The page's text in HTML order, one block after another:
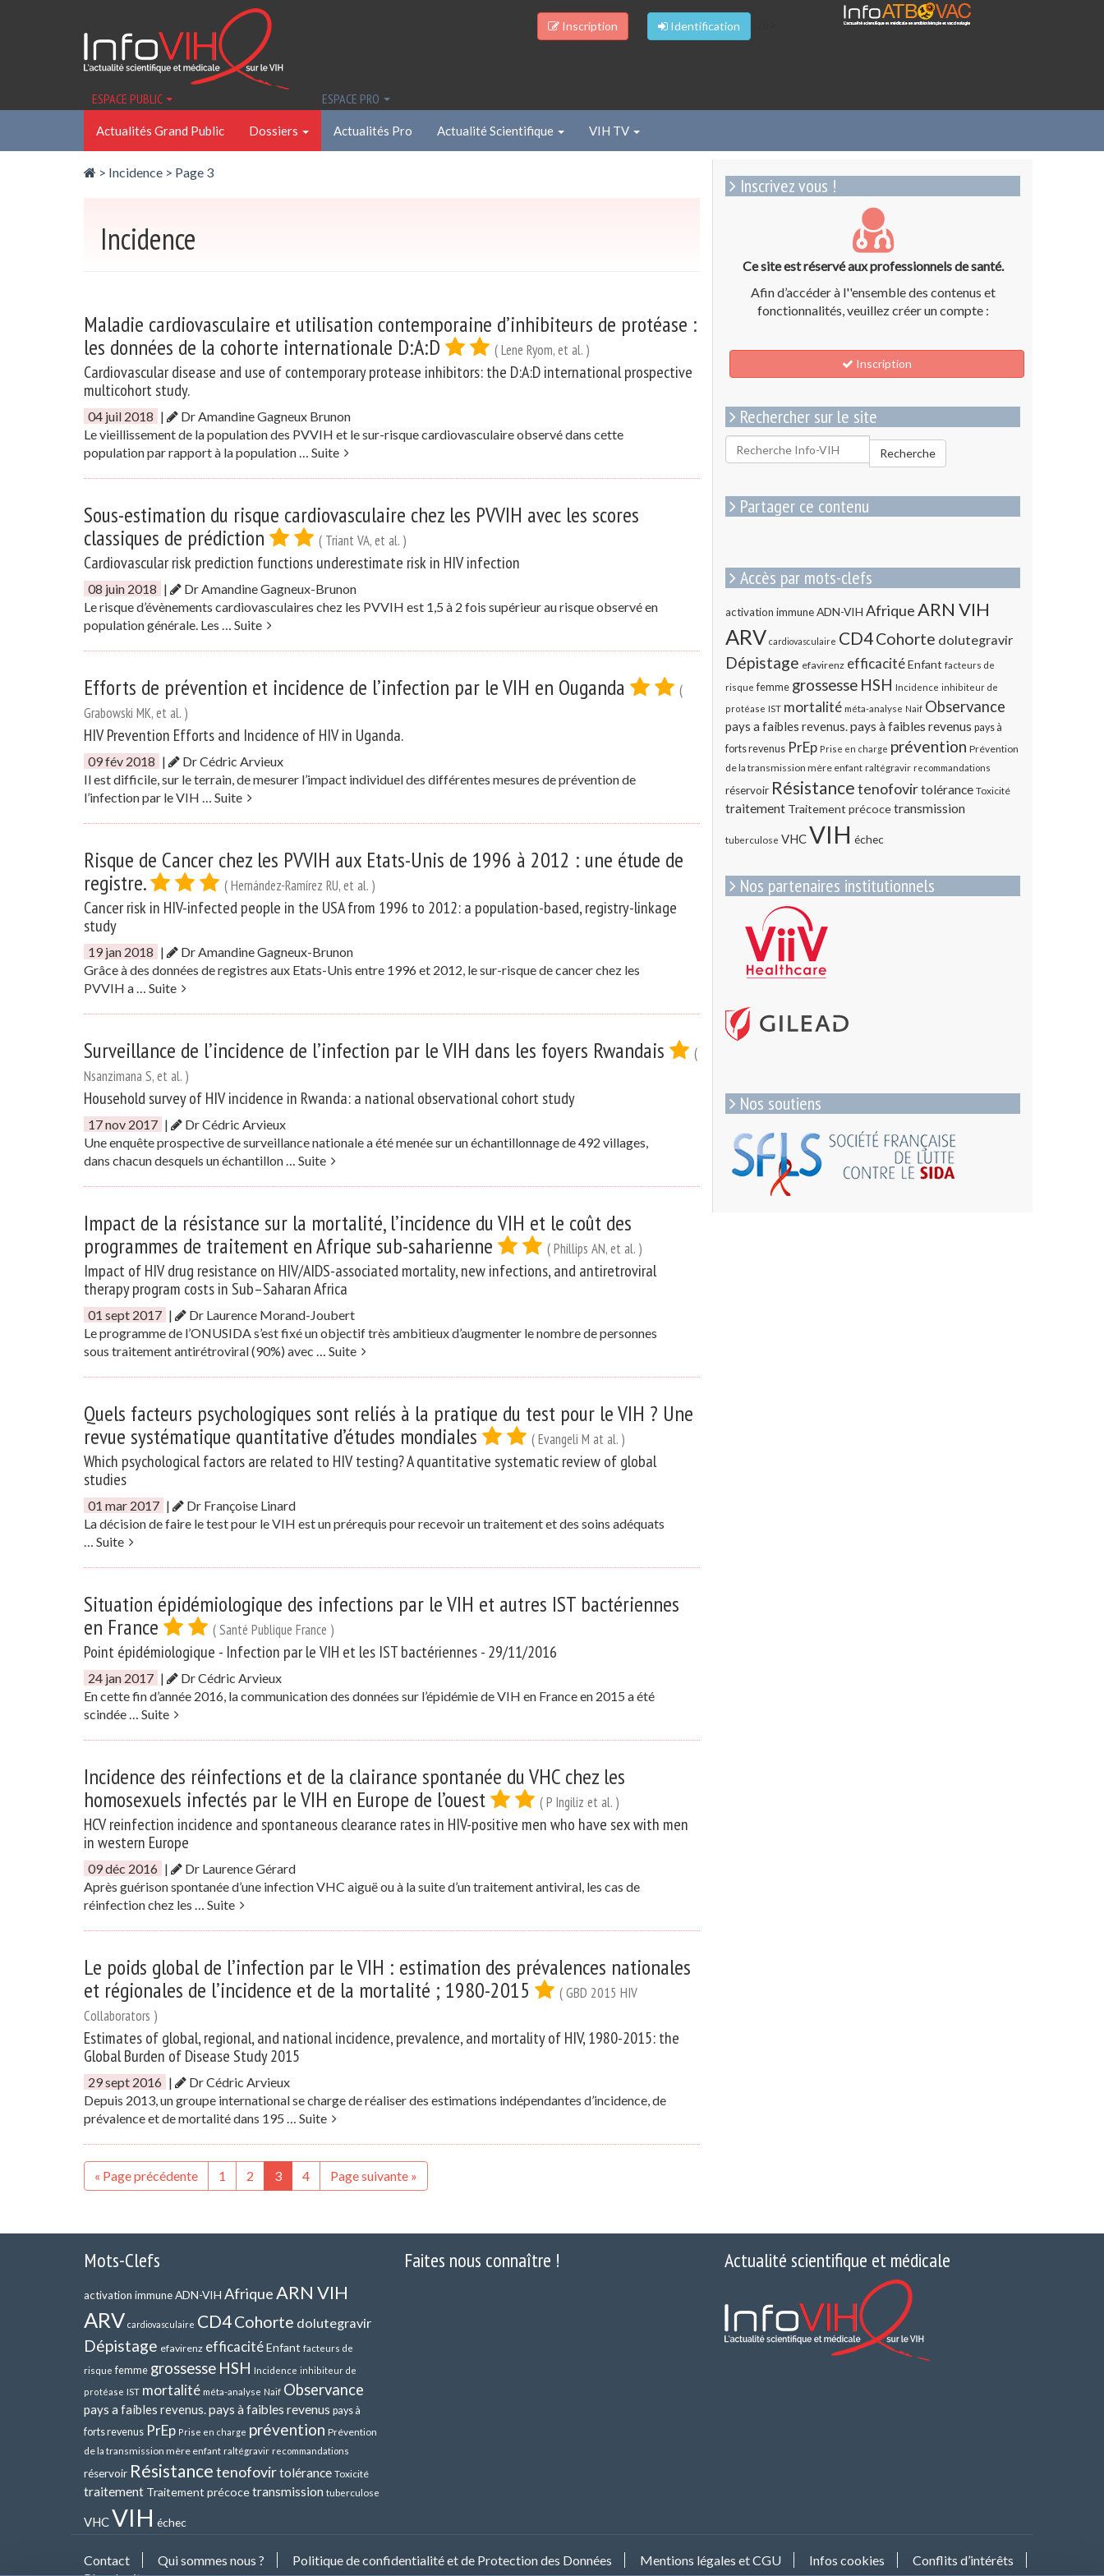
Inscription Identification
ESPACE PUBLIC ESPACE PRO
Actualités Grand Public Dossiers Actualités Pro Actualité Scientifique VIH TV
> Incidence > Page 3
Incidence
Maladie cardiovasculaire et utilisation contemporaine d’inhibiteurs de protéase :
les données de la cohorte internationale D:A:D
( Lene Ryom, et al. )
Cardiovascular disease and use of contemporary protease inhibitors: the D:A:D international prospective
multicohort study.
04 juil 2018 |
Dr Amandine Gagneux Brunon
Le vieillissement de la population des PVVIH et le sur-risque cardiovasculaire observé dans cette
population par rapport à la population … Suite
Sous-estimation du risque cardiovasculaire chez les PVVIH avec les scores
classiques de prédiction
( Triant VA, et al. )
Cardiovascular risk prediction functions underestimate risk in HIV infection
08 juin 2018 |
Dr Amandine Gagneux-Brunon
Le risque d’évènements cardiovasculaires chez les PVVIH est 1,5 à 2 fois supérieur au risque observé en
population générale. Les … Suite
Efforts de prévention et incidence de l’infection par le VIH en Ouganda
(
Grabowski MK, et al. )
HIV Prevention Efforts and Incidence of HIV in Uganda.
09 fév 2018 |
Dr Cédric Arvieux
Il est difficile, sur le terrain, de mesurer l’impact individuel des différentes mesures de prévention de
l’infection par le VIH … Suite
Risque de Cancer chez les PVVIH aux Etats-Unis de 1996 à 2012 : une étude de
registre.
( Hernández-Ramírez RU, et al. )
Cancer risk in HIV-infected people in the USA from 1996 to 2012: a population-based, registry-linkage
study
19 jan 2018 |
Dr Amandine Gagneux-Brunon
Grâce à des données de registres aux Etats-Unis entre 1996 et 2012, le sur-risque de cancer chez les
PVVIH a … Suite
Surveillance de l’incidence de l’infection par le VIH dans les foyers Rwandais
(
Nsanzimana S, et al. )
Household survey of HIV incidence in Rwanda: a national observational cohort study
17 nov 2017 |
Dr Cédric Arvieux
Une enquête prospective de surveillance nationale a été menée sur un échantillonnage de 492 villages,
dans chacun desquels un échantillon … Suite
Impact de la résistance sur la mortalité, l’incidence du VIH et le coût des
programmes de traitement en Afrique sub-saharienne
( Phillips AN, et al. )
Impact of HIV drug resistance on HIV/AIDS-associated mortality, new infections, and antiretroviral
therapy program costs in Sub–Saharan Africa
01 sept 2017 |
Dr Laurence Morand-Joubert
Le programme de l’ONUSIDA s’est fixé un objectif très ambitieux d’augmenter le nombre de personnes
sous traitement antirétroviral (90%) avec … Suite
Quels facteurs psychologiques sont reliés à la pratique du test pour le VIH ? Une
revue systématique quantitative d’études mondiales
( Evangeli M at al. )
Which psychological factors are related to HIV testing? A quantitative systematic review of global
studies
01 mar 2017 |
Dr Françoise Linard
La décision de faire le test pour le VIH est un prérequis pour recevoir un traitement et des soins adéquats
… Suite
Situation épidémiologique des infections par le VIH et autres IST bactériennes
en France
( Santé Publique France )
Point épidémiologique - Infection par le VIH et les IST bactériennes - 29/11/2016
24 jan 2017 |
Dr Cédric Arvieux
En cette fin d’année 2016, la communication des données sur l’épidémie de VIH en France en 2015 a été
scindée … Suite
Incidence des réinfections et de la clairance spontanée du VHC chez les
homosexuels infectés par le VIH en Europe de l’ouest
( P Ingiliz et al. )
HCV reinfection incidence and spontaneous clearance rates in HIV-positive men who have sex with men
in western Europe
09 déc 2016 |
Dr Laurence Gérard
Après guérison spontanée d’une infection VHC aiguë ou à la suite d’un traitement antiviral, les cas de
réinfection chez les … Suite
Le poids global de l’infection par le VIH : estimation des prévalences nationales
et régionales de l’incidence et de la mortalité ; 1980-2015
( GBD 2015 HIV
Collaborators )
Estimates of global, regional, and national incidence, prevalence, and mortality of HIV, 1980-2015: the
Global Burden of Disease Study 2015
29 sept 2016 |
Dr Cédric Arvieux
Depuis 2013, un groupe international se charge de réaliser des estimations indépendantes d’incidence, de
prévalence et de mortalité dans 195 … Suite
« Page précédente 1 2 3 4 Page suivante »
Inscrivez vous !
Ce site est réservé aux professionnels de santé.
Afin d’accéder à l''ensemble des contenus et
fonctionnalités, veuillez créer un compte :
Inscription
Rechercher sur le site
Rechercher
pour
Recherche
Partager ce contenu
Accès par mots-clefs
activation immuneADN-VIH AfriqueARN VIH
ARV cardiovasculaire CD4Cohorte dolutegravir
Dépistage efavirenz efficacitéEnfant facteurs de
risque femme grossesse HSH Incidence inhibiteur de
protéase IST mortalité méta-analyse Naif Observance
pays a faibles revenus.pays à faibles revenus pays à
forts revenus PrEp Prise en charge prévention Prévention
de la transmission mère enfant raltégravir recommandations
réservoir Résistancetenofovirtolérance Toxicité
traitement Traitement précocetransmission
tuberculose VHCVIH échec
Nos partenaires institutionnels
Nos soutiens
Mots-Clefs
activation immuneADN-VIH AfriqueARN VIH
ARV cardiovasculaire CD4Cohorte dolutegravir
Dépistage efavirenz efficacitéEnfant facteurs de
risque femme grossesse HSH Incidence inhibiteur de
protéase IST mortalité méta-analyse Naif Observance
pays a faibles revenus.pays à faibles revenus pays à
forts revenus PrEp Prise en charge prévention Prévention
de la transmission mère enfant raltégravir recommandations
réservoir Résistancetenofovirtolérance Toxicité
traitement Traitement précocetransmission tuberculose
VHCVIH échec
Faites nous connaître ! Actualité scientifique et médicale
Contact Qui sommes nous ? Politique de confidentialité et de Protection des Données Mentions légales et CGU Infos cookies
Conflits d’intérêts